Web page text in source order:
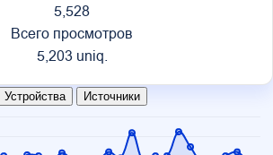
5,528
Всего просмотров
5,203 uniq.
Устройства Источники